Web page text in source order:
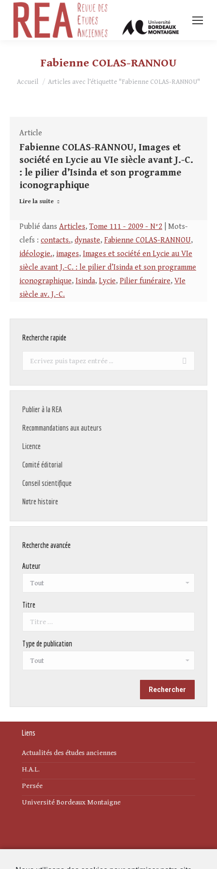
Fabienne COLAS-RANNOU
Vous êtes ici :
Accueil Articles avec l’étiquette "Fabienne COLAS-RANNOU"
Article
Fabienne COLAS-RANNOU, Images et
société en Lycie au VIe siècle avant J.-C.
: le pilier d’Isinda et son programme
iconographique
Lire la suite
Publié dans Articles, Tome 111 - 2009 - N°2 | Mots-
clefs : contacts., dynaste, Fabienne COLAS-RANNOU,
idéologie., images, Images et société en Lycie au VIe
siècle avant J.-C. : le pilier d’Isinda et son programme
iconographique, Isinda, Lycie, Pilier funéraire, VIe
siècle av. J.-C.
Recherche rapide
Recherche
Publier à la REA
Recommandations aux auteurs
Licence
Comité éditorial
Conseil scientifique
Notre histoire
Recherche avancée
Auteur
Titre
Type de publication
Liens
Actualités des études anciennes
H.A.L.
Persée
Université Bordeaux Montaigne